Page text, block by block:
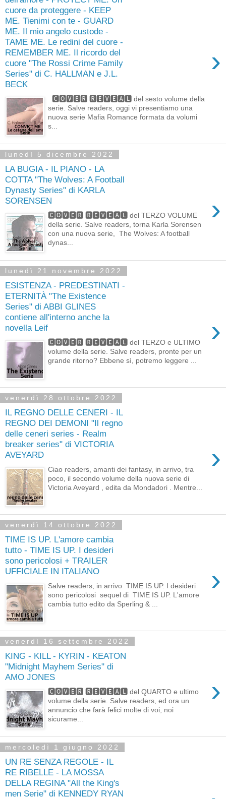
cuore da proteggere - KEEP
ME. Tienimi con te - GUARD
ME. Il mio angelo custode -
TAME ME. Le redini del cuore -
REMEMBER ME. Il ricordo del
cuore "The Rossi Crime Family
Series" di C. HALLMAN e J.L.
BECK
›
🅲🅾🆅🅴🆁 🆁🅴🆅🅴🅰🅻 del sesto volume della
serie. Salve readers, oggi vi presentiamo una
nuova serie Mafia Romance formata da volumi
s...
lunedì 5 dicembre 2022
LA BUGIA - IL PIANO - LA
COTTA "The Wolves: A Football
Dynasty Series" di KARLA
SORENSEN
›
🅲🅾🆅🅴🆁 🆁🅴🆅🅴🅰🅻 del TERZO VOLUME
della serie. Salve readers, torna Karla Sorensen
con una nuova serie, The Wolves: A football
dynas...
lunedì 21 novembre 2022
ESISTENZA - PREDESTINATI -
ETERNITÀ "The Existence
Series" di ABBI GLINES
contiene all'interno anche la
novella Leif
›
🅲🅾🆅🅴🆁 🆁🅴🆅🅴🅰🅻 del TERZO e ULTIMO
volume della serie. Salve readers, pronte per un
grande ritorno? Ebbene sì, potremo leggere ...
venerdì 28 ottobre 2022
IL REGNO DELLE CENERI - IL
REGNO DEI DEMONI "Il regno
delle ceneri series - Realm
breaker series" di VICTORIA
AVEYARD
›
Ciao readers, amanti dei fantasy, in arrivo, tra
poco, il secondo volume della nuova serie di
Victoria Aveyard , edita da Mondadori . Mentre...
venerdì 14 ottobre 2022
TIME IS UP. L'amore cambia
tutto - TIME IS UP. I desideri
sono pericolosi + TRAILER
UFFICIALE IN ITALIANO
›
Salve readers, in arrivo TIME IS UP. I desideri
sono pericolosi sequel di TIME IS UP. L'amore
cambia tutto edito da Sperling & ...
venerdì 16 settembre 2022
KING - KILL - KYRIN - KEATON
"Midnight Mayhem Series" di
AMO JONES
›
🅲🅾🆅🅴🆁 🆁🅴🆅🅴🅰🅻 del QUARTO e ultimo
volume della serie. Salve readers, ed ora un
annuncio che farà felici molte di voi, noi
sicurame...
mercoledì 1 giugno 2022
UN RE SENZA REGOLE - IL
RE RIBELLE - LA MOSSA
DELLA REGINA "All the King's
men Serie" di KENNEDY RYAN